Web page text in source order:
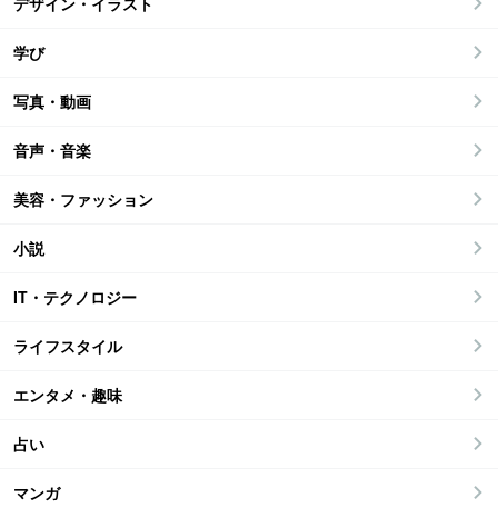
学び
写真・動画
音声・音楽
美容・ファッション
小説
IT・テクノロジー
ライフスタイル
エンタメ・趣味
占い
マンガ